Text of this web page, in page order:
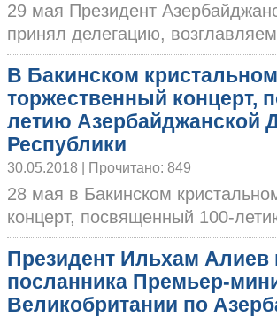
29 мая Президент
принял делегацию,
В Бакинском
торжественный концерт,
летию Азербайджанской
Республики
30.05.2018 | Прочитано: 849
28 мая в Бакинском
концерт, посвященный 100-
Президент Ильхам Алиев
посланника Премьер-
Великобритании по